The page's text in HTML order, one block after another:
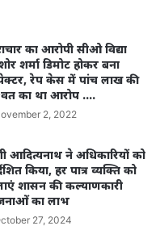
का आरोपी सीओ विद्या
शर्मा डिमोट होकर बना
रेप केस में पांच लाख की
का था आरोप ….
2, 2022
आदित्यनाथ ने अधिकारियों को
किया, हर पात्र व्यक्ति को
शासन की कल्याणकारी
का लाभ
27, 2024